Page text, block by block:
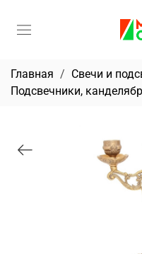
Главная
Свечи и
Подсвечники,